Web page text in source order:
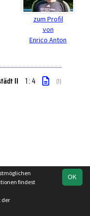
zum Profil
von
Enrico Anton
II 1 : 4 (1)
Datenschutz
OK
findest
der